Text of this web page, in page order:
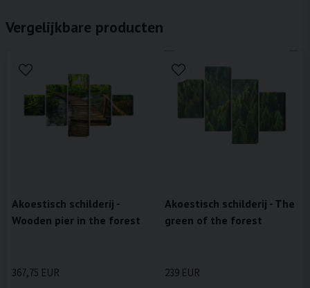
Vergelijkbare producten
Akoestisch schilderij -
Wooden pier in the forest
367,75 EUR
Akoestisch schilderij - The
green of the forest
239 EUR